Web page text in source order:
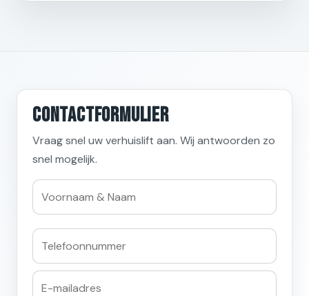
Contactformulier
Vraag snel uw verhuislift aan. Wij antwoorden zo
snel mogelijk.